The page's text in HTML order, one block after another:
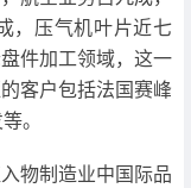
，压气机叶片近七
件加工领域，这一
客户包括法国赛峰
。
物制造业中国际品